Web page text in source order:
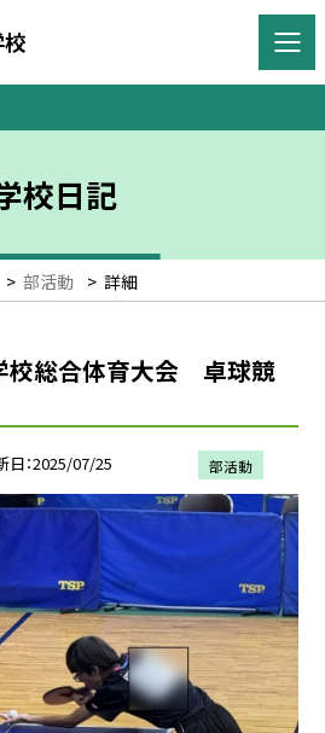
校日記
> 部活動 > 詳細
校総合体育大会 卓球競
日 2025/07/25 部活動